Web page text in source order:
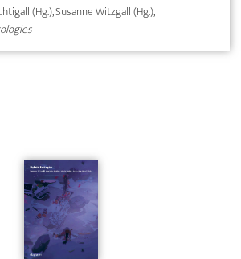
(Hg.), Susanne Witzgall (Hg.),